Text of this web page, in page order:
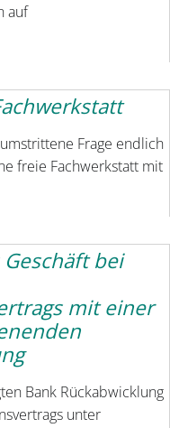
auf
Frage endlich
freie Fachwerkstatt mit
bei
mit einer
Bank Rückabwicklung
unter